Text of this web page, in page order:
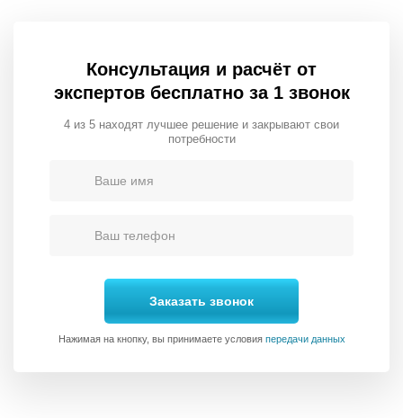
Консультация и расчёт от
экспертов бесплатно за 1 звонок
4 из 5 находят лучшее решение и закрывают свои
потребности
Заказать звонок
Нажимая на кнопку, вы принимаете условия передачи данных